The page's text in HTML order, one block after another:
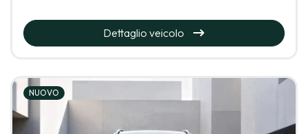
Dettaglio veicolo
NUOVO